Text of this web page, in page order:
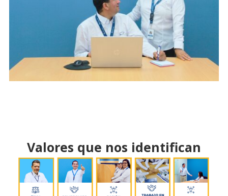
Valores que nos identifican